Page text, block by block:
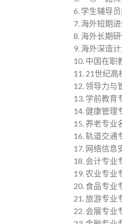
6. 学生辅导
7. 海外短期
8. 海外长期
9. 海外深造计
10. 中国在职
11. 21世纪高
12. 领导力与
13. 学前教育
14. 健康管理
15. 养老专业
16. 轨道交通
17. 网络信息
18. 会计专业
19. 农业专业
20. 食品专业
21. 旅游专业
22. 会展专业